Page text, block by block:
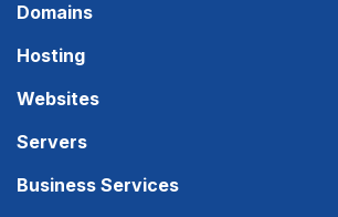
Domains
Hosting
Websites
Servers
Business Services